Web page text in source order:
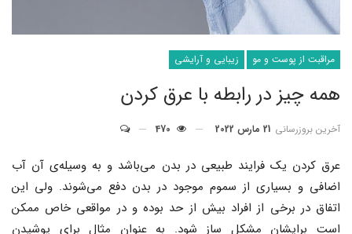
مراقبت از پوست و مو زیبایی و آرایشی
همه چیز در رابطه با عرق کردن
آخرین بروزرسانی 21 مارس 2022 470
عرق کردن یک فرایند طبیعی در بدن می‌باشد و به وسیله‌ی آن آب
اضافی و بسیاری از سموم موجود در بدن دفع می‌شوند. ولی این
اتفاق در برخی از افراد بیش از حد بوده و در مواقعی خاص ممکن
است برایشان مشکل ساز شود. به عنوان مثال برای پوشیدن